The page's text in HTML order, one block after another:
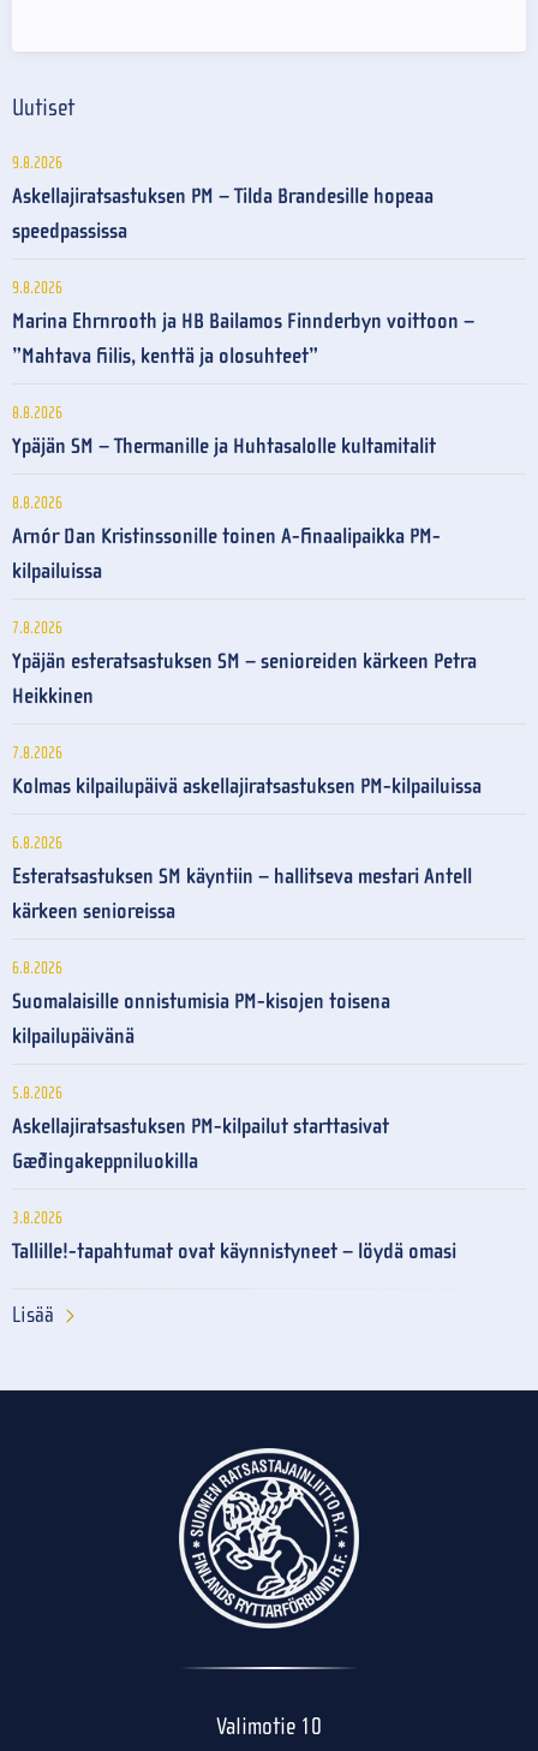
Uutiset
9.8.2026
Askellajiratsastuksen PM – Tilda Brandesille hopeaa
speedpassissa
9.8.2026
Marina Ehrnrooth ja HB Bailamos Finnderbyn voittoon –
”Mahtava fiilis, kenttä ja olosuhteet”
8.8.2026
Ypäjän SM – Thermanille ja Huhtasalolle kultamitalit
8.8.2026
Arnór Dan Kristinssonille toinen A-finaalipaikka PM-
kilpailuissa
7.8.2026
Ypäjän esteratsastuksen SM – senioreiden kärkeen Petra
Heikkinen
7.8.2026
Kolmas kilpailupäivä askellajiratsastuksen PM-kilpailuissa
6.8.2026
Esteratsastuksen SM käyntiin – hallitseva mestari Antell
kärkeen senioreissa
6.8.2026
Suomalaisille onnistumisia PM-kisojen toisena
kilpailupäivänä
5.8.2026
Askellajiratsastuksen PM-kilpailut starttasivat
Gæðingakeppniluokilla
3.8.2026
Tallille!-tapahtumat ovat käynnistyneet – löydä omasi
Lisää
Valimotie 10